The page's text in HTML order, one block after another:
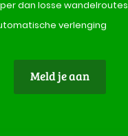
dan losse wandelroutes
verlenging
Meld je aan